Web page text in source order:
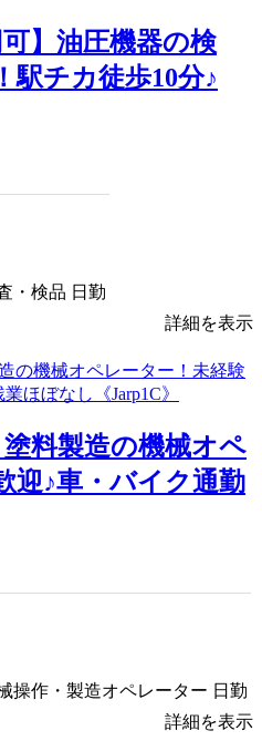
可】油圧機器の検
駅チカ徒歩10分♪
・検品 日勤
詳細を表示
塗料製造の機械オペ
迎♪車・バイク通勤
操作・製造オペレーター 日勤
詳細を表示